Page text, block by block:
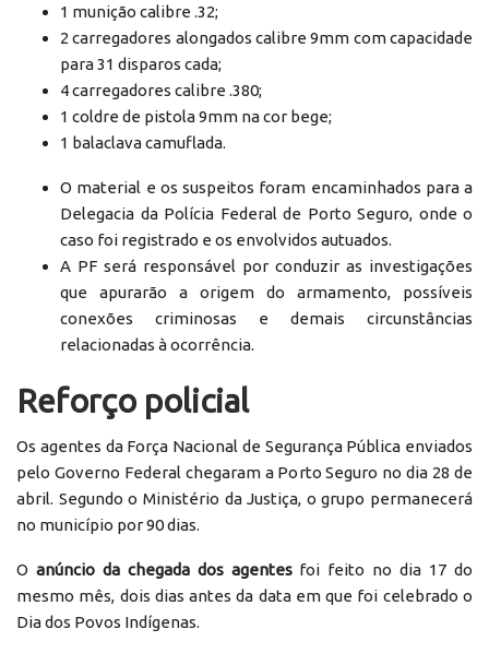
1 munição calibre .32;
2 carregadores alongados calibre 9mm com capacidade
para 31 disparos cada;
4 carregadores calibre .380;
1 coldre de pistola 9mm na cor bege;
1 balaclava camuflada.
O material e os suspeitos foram encaminhados para a
Delegacia da Polícia Federal de Porto Seguro, onde o
caso foi registrado e os envolvidos autuados.
A PF será responsável por conduzir as investigações
que apurarão a origem do armamento, possíveis
conexões criminosas e demais circunstâncias
relacionadas à ocorrência.
Reforço policial
Os agentes da Força Nacional de Segurança Pública enviados
pelo Governo Federal chegaram a Porto Seguro no dia 28 de
abril. Segundo o Ministério da Justiça, o grupo permanecerá
no município por 90 dias.
O anúncio da chegada dos agentesfoi feito no dia 17 do
mesmo mês, dois dias antes da data em que foi celebrado o
Dia dos Povos Indígenas.